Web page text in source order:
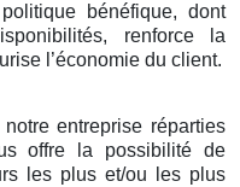
bénéfique, dont
renforce la
l’économie du client.
entreprise réparties
offre la possibilité de
les plus et/ou les plus